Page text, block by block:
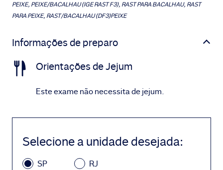
PEIXE, PEIXE/BACALHAU (IGE RAST F3), RAST PARA BACALHAU, RAST
PARA PEIXE, RAST/BACALHAU (DF3)PEIXE
Informações de preparo
Orientações de Jejum
Este exame não necessita de jejum.
Selecione a unidade desejada:
SP RJ